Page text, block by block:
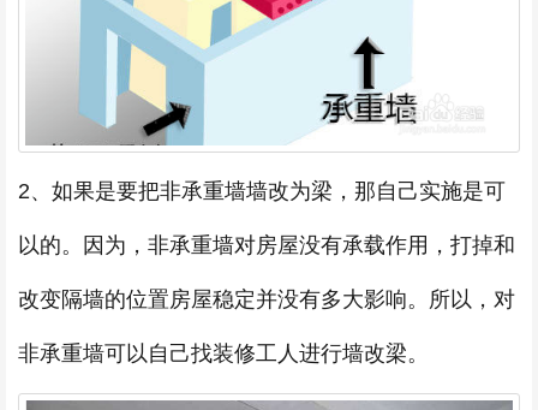
2、如果是要把非承重墙墙改为梁，那自己实施是可
以的。因为，非承重墙对房屋没有承载作用，打掉和
改变隔墙的位置房屋稳定并没有多大影响。所以，对
非承重墙可以自己找装修工人进行墙改梁。